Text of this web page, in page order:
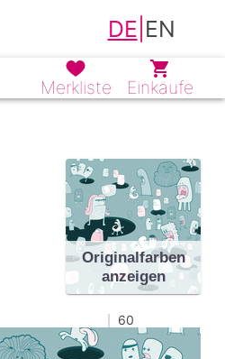
DE EN
Merkliste Einkäufe
Originalfarben
anzeigen